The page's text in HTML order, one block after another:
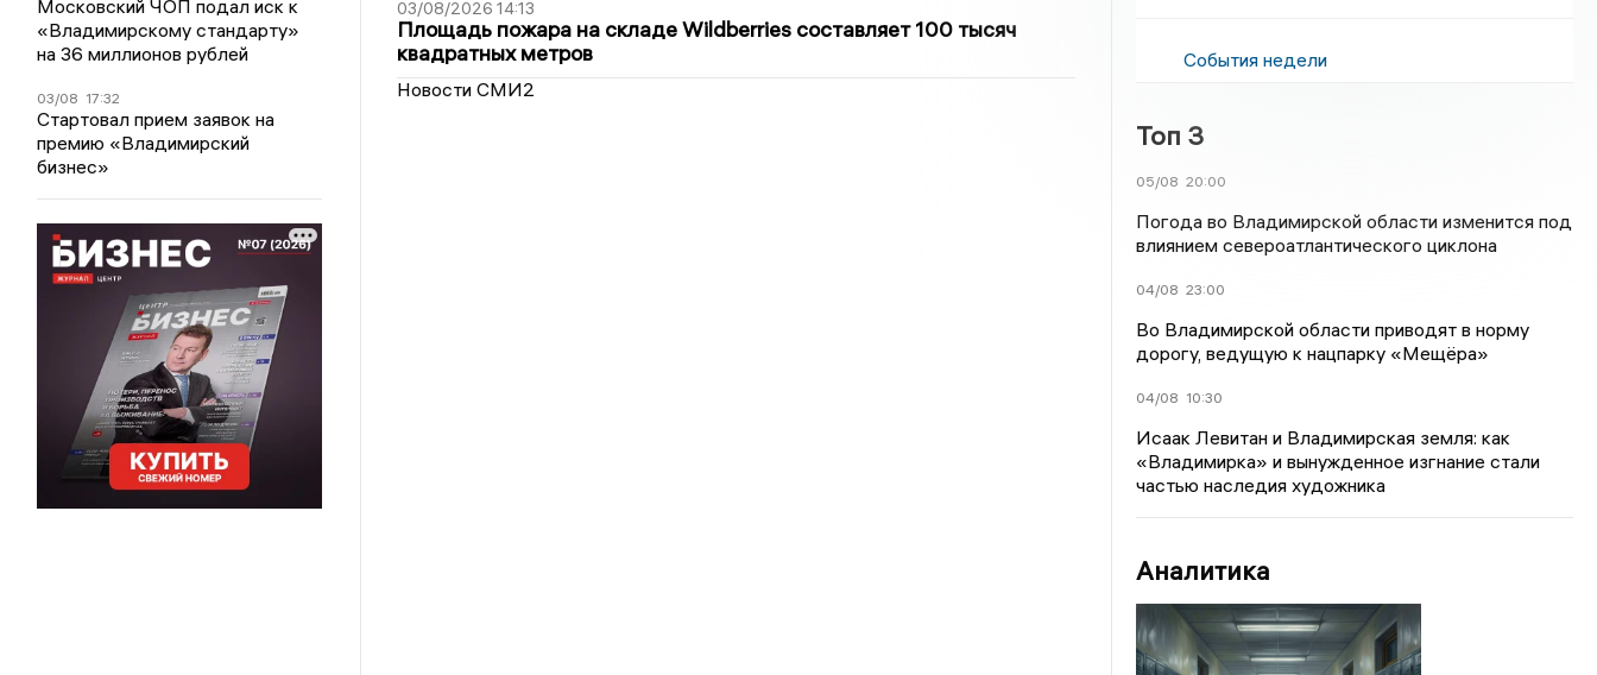
Московский ЧОП подал иск к
«Владимирскому стандарту»
на 36 миллионов рублей
03/08 17:32
Стартовал прием заявок на
премию «Владимирский
бизнес»
03/08/2026 14:13
Площадь пожара на складе Wildberries составляет 100 тысяч
квадратных метров
Новости СМИ2
События недели
Топ 3
05/08 20:00
Погода во Владимирской области изменится под
влиянием североатлантического циклона
04/08 23:00
Во Владимирской области приводят в норму
дорогу, ведущую к нацпарку «Мещёра»
04/08 10:30
Исаак Левитан и Владимирская земля: как
«Владимирка» и вынужденное изгнание стали
частью наследия художника
Аналитика